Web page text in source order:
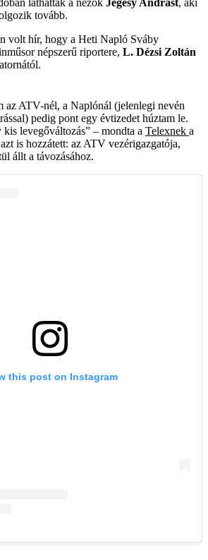
láthatták a nézők Jegesy Andrást, aki
tovább.
volt hír, hogy a Heti Napló Sváby
népszerű riportere, L. Dézsi Zoltán
az ATV-nél, a Naplónál (jelenlegi nevén
pedig pont egy évtizedet húztam le.
levegőváltozás” – mondta a Telexnek a
is hozzátett: az ATV vezérigazgatója,
állt a távozásához.